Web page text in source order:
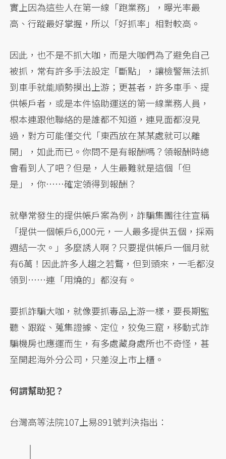
實上因為這些人在第一線「跑業務」，曝光率最
高、行蹤最好掌握，所以「好抓率」相對較高。
因此，也不是不抓大咖，而是大咖們為了避免自己
被抓，常有許多手法設定「斷點」，讓檢警無法抓
到車手就能順勢摸出上游；更甚者，許多車手、提
供帳戶者，或是本件協助運送的第一線業務人員，
根本連跟他聯絡的是誰都不知道，連見面都沒見
過，對方可能僅交代「東西放在某某處就可以離
開」，如此而已。你問不是有報酬嗎？領報酬時總
會看到人了吧？但是，人生最難就是這個「但
是」，你……確定領得到報酬？
就舉常發生的提供帳戶案為例，詐騙集團往往宣稱
「提供一個帳戶6,000元，一人最多提供五個，採兩
週結一次。」多麼誘人啊？只要提供帳戶一個月就
有6萬！因此許多人趨之若鶩，但到頭來，一毛都沒
領到……連「用燒的」都沒有。
要抓詐騙大咖，就像要抓毒品上游一樣，要長期監
聽、跟蹤、蒐集證據、定位，狡兔三窟，移動式詐
騙機房也應運而生，有多處藏身處所也不奇怪，甚
至開起海外分公司，只差沒上市上櫃。
何謂幫助犯？
台灣高等法院107上易891號判決指出：